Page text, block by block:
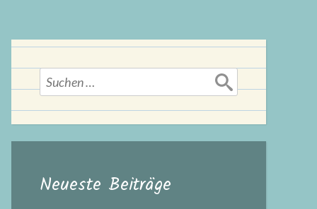
Suchen
nach:
Neueste Beiträge